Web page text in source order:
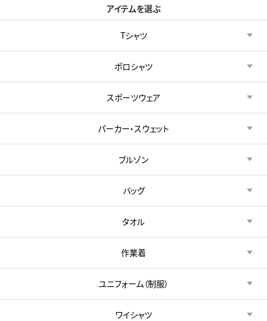
アイテムを選ぶ
Tシャツ
ポロシャツ
スポーツウェア
パーカー・スウェット
ブルゾン
バッグ
タオル
作業着
ユニフォーム（制服）
ワイシャツ